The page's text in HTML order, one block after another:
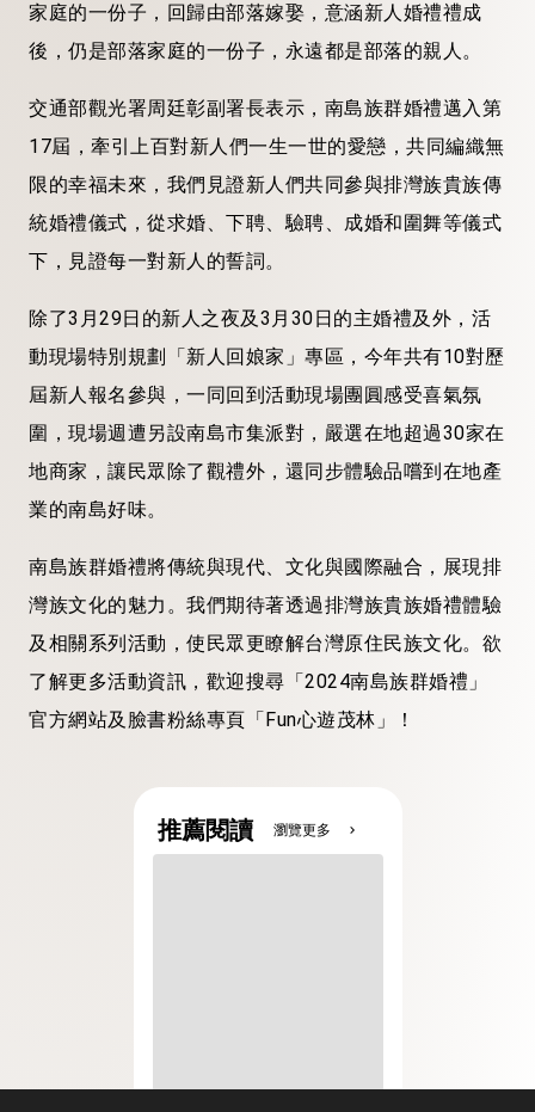
家庭的一份子，回歸由部落嫁娶，意涵新人婚禮禮成
後，仍是部落家庭的一份子，永遠都是部落的親人。
交通部觀光署周廷彰副署長表示，南島族群婚禮邁入第
17屆，牽引上百對新人們一生一世的愛戀，共同編織無
限的幸福未來，我們見證新人們共同參與排灣族貴族傳
統婚禮儀式，從求婚、下聘、驗聘、成婚和圍舞等儀式
下，見證每一對新人的誓詞。
除了3月29日的新人之夜及3月30日的主婚禮及外，活
動現場特別規劃「新人回娘家」專區，今年共有10對歷
屆新人報名參與，一同回到活動現場團圓感受喜氣氛
圍，現場週遭另設南島市集派對，嚴選在地超過30家在
地商家，讓民眾除了觀禮外，還同步體驗品嚐到在地產
業的南島好味。
南島族群婚禮將傳統與現代、文化與國際融合，展現排
灣族文化的魅力。我們期待著透過排灣族貴族婚禮體驗
及相關系列活動，使民眾更瞭解台灣原住民族文化。欲
了解更多活動資訊，歡迎搜尋「2024南島族群婚禮」
官方網站及臉書粉絲專頁「Fun心遊茂林」！
推薦閱讀 瀏覽更多 chevron_right